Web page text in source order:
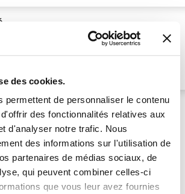
des cookies.
permettent de personnaliser le contenu
des fonctionnalités relatives aux
d'analyser notre trafic. Nous
des informations sur l'utilisation de
partenaires de médias sociaux, de
qui peuvent combiner celles-ci
que vous leur avez fournies
en mer, Baignade en rivière, Ballade
en bateau, Ballades en canoé, Centre
Saut à l'élastique
:
confortables et meublées avec
toutes un charme unique qui ravira
ou lit double.